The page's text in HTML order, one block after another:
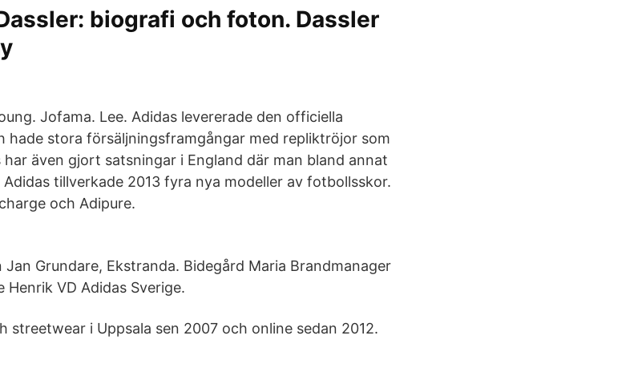
biografi och foton. Dassler
Jofama. Lee. Adidas levererade den officiella
hade stora försäljningsframgångar med repliktröjor som
även gjort satsningar i England där man bland annat
tillverkade 2013 fyra nya modeller av fotbollsskor.
och Adipure.
Jan Grundare, Ekstranda. Bidegård Maria Brandmanager
Henrik VD Adidas Sverige.
streetwear i Uppsala sen 2007 och online sedan 2012.